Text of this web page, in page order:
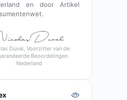
en door Artikel
Duval, Voorzitter van de
Beoordelingen
Nederland